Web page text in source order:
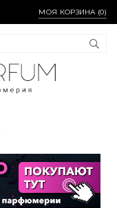
МОЯ КОРЗИНА (0)